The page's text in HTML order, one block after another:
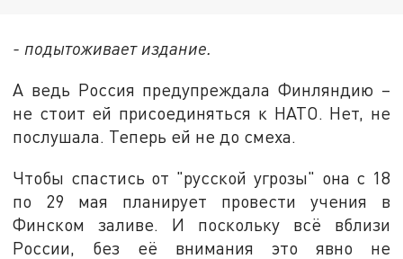
- подытоживает издание.
А ведь Россия предупреждала Финляндию –
не стоит ей присоединяться к НАТО. Нет, не
послушала. Теперь ей не до смеха.
Чтобы спастись от "русской угрозы" она с 18
по 29 мая планирует провести учения в
Финском заливе. И поскольку всё вблизи
России, без её внимания это явно не